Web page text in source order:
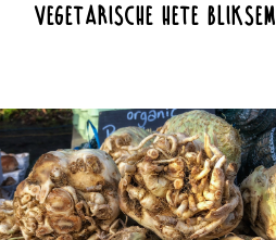
Vegetarische hete bliksem